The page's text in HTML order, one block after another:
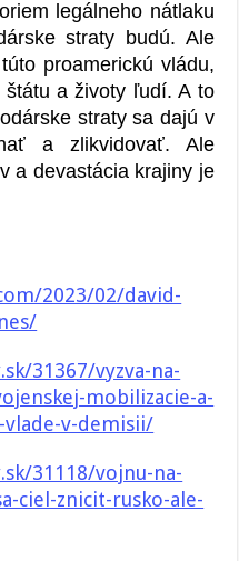
legálneho nátlaku
straty budú. Ale
proamerickú vládu,
a životy ľudí. A to
straty sa dajú v
a zlikvidovať. Ale
a devastácia krajiny je
2023/02/david-
31367/vyzva-na-
mobilizacie-a-
v-demisii/
31118/vojnu-na-
ciel-znicit-rusko-ale-